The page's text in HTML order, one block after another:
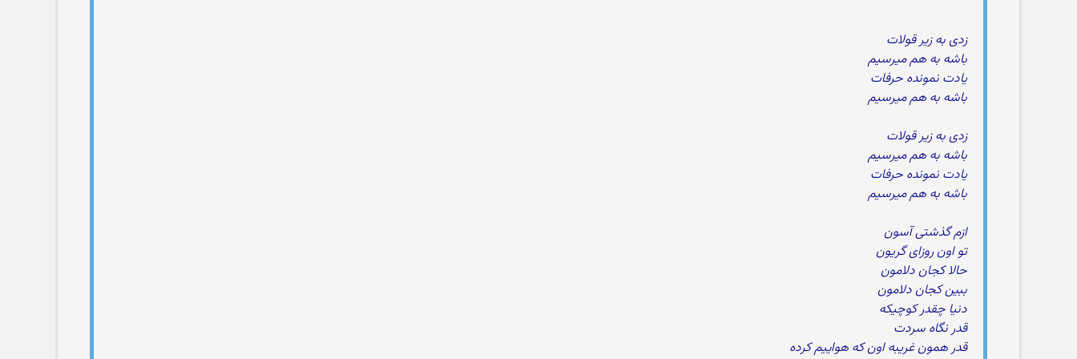
زدی به زیر قولات
باشه به هم میرسیم
یادت نمونده حرفات
باشه به هم میرسیم
زدی به زیر قولات
باشه به هم میرسیم
یادت نمونده حرفات
باشه به هم میرسیم
ازم گذشتی آسون
تو اون روزای گریون
حالا کجان دلامون
ببین کجان دلامون
دنیا چقدر کوچیکه
قدر نگاه سردت
قدر همون غریبه اون که هواییم کرده